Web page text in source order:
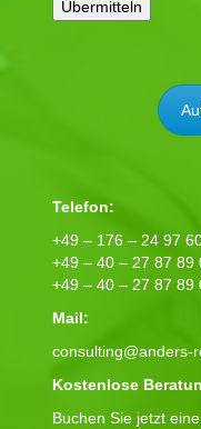
Telefon:
+49 – 176 – 24 97
+49 – 40 – 27 87 89
+49 – 40 – 27 87 89
Mail:
consulting@anders-
Kostenlose
Buchen Sie jetzt